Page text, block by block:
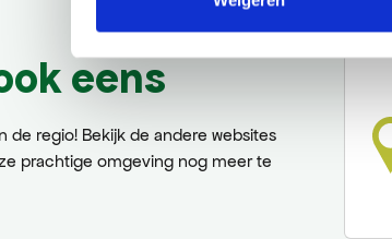
eens
de regio! Bekijk de andere websites
prachtige omgeving nog meer te